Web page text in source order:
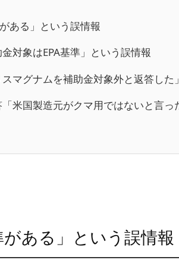
ある」という誤情報
金対象はEPA基準」という誤情報
スマグナムを補助金対象外と返答した
米国製造元がクマ用ではないと言っ
がある」という誤情報